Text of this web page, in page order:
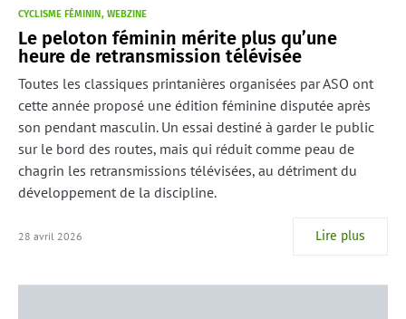
CYCLISME FÉMININ WEBZINE
Le peloton féminin mérite plus qu’une
heure de retransmission télévisée
Toutes les classiques printanières organisées par ASO ont
cette année proposé une édition féminine disputée après
son pendant masculin. Un essai destiné à garder le public
sur le bord des routes, mais qui réduit comme peau de
chagrin les retransmissions télévisées, au détriment du
développement de la discipline.
28 avril 2026 Lire plus